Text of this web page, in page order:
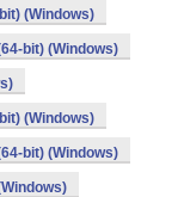
(Windows)
bit) (Windows)
(Windows)
bit) (Windows)